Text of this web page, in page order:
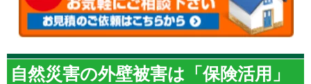
自然災害の外壁被害は「保険活用」